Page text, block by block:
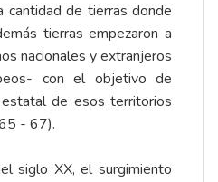
cantidad de tierras donde
tierras empezaron a
nacionales y extranjeros
con el objetivo de
de esos territorios
- 67).
siglo XX, el surgimiento